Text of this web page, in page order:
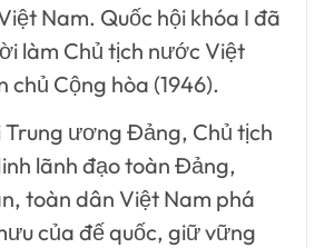
Nam. Quốc hội khóa I đã
làm Chủ tịch nước Việt
chủ Cộng hòa (1946).
Trung ương Đảng, Chủ tịch
lãnh đạo toàn Đảng,
toàn dân Việt Nam phá
của đế quốc, giữ vững